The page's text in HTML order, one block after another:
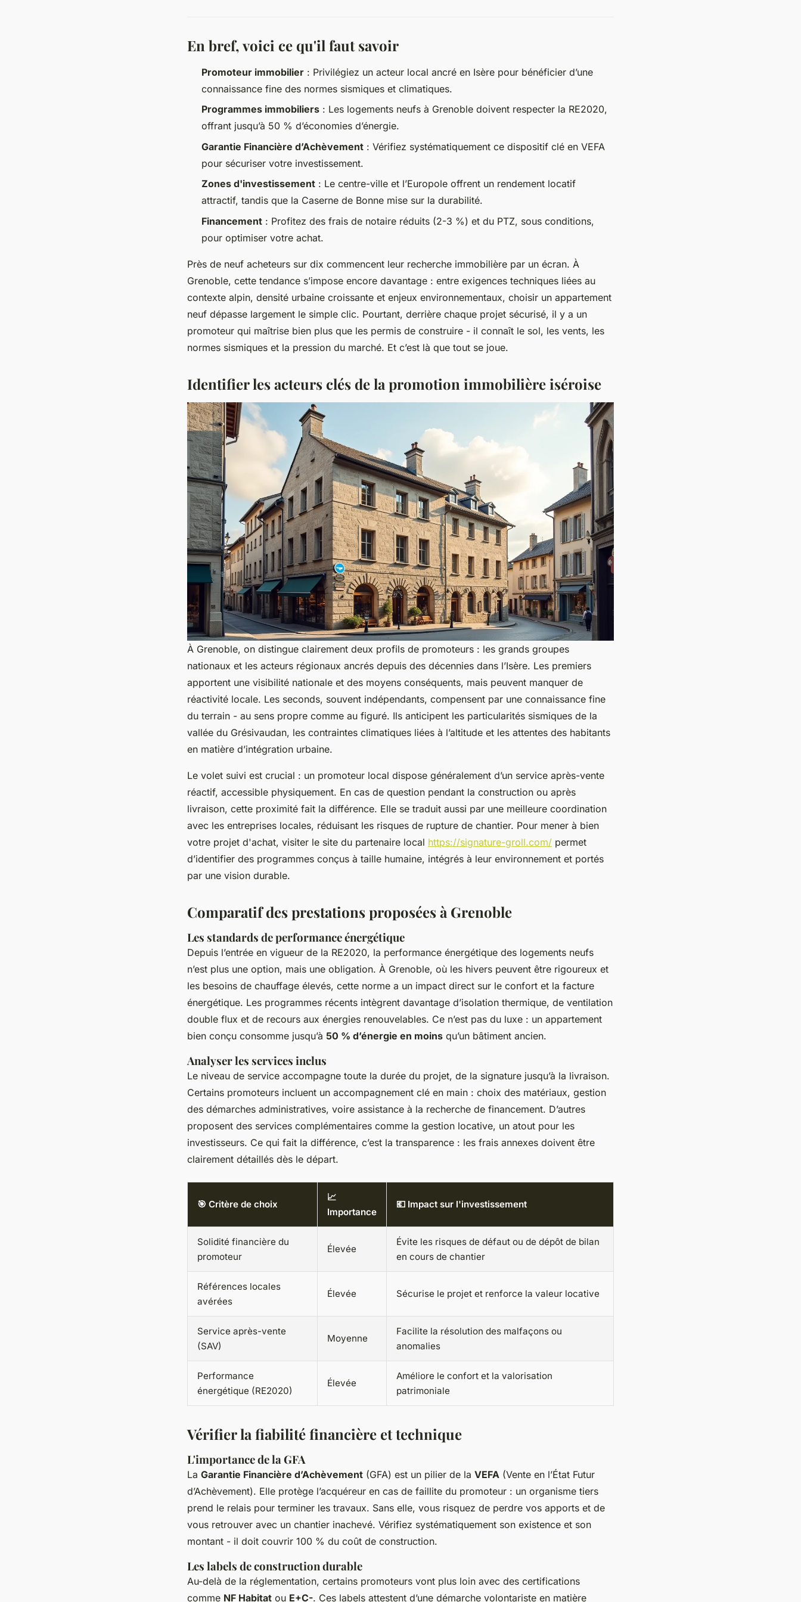
En bref, voici ce qu'il faut savoir
Promoteur immobilier : Privilégiez un acteur local ancré en Isère pour bénéficier d’une
connaissance fine des normes sismiques et climatiques.
Programmes immobiliers : Les logements neufs à Grenoble doivent respecter la RE2020,
offrant jusqu’à 50 % d’économies d’énergie.
Garantie Financière d’Achèvement : Vérifiez systématiquement ce dispositif clé en VEFA
pour sécuriser votre investissement.
Zones d'investissement : Le centre-ville et l’Europole offrent un rendement locatif
attractif, tandis que la Caserne de Bonne mise sur la durabilité.
Financement : Profitez des frais de notaire réduits (2-3 %) et du PTZ, sous conditions,
pour optimiser votre achat.
Près de neuf acheteurs sur dix commencent leur recherche immobilière par un écran. À
Grenoble, cette tendance s’impose encore davantage : entre exigences techniques liées au
contexte alpin, densité urbaine croissante et enjeux environnementaux, choisir un appartement
neuf dépasse largement le simple clic. Pourtant, derrière chaque projet sécurisé, il y a un
promoteur qui maîtrise bien plus que les permis de construire - il connaît le sol, les vents, les
normes sismiques et la pression du marché. Et c’est là que tout se joue.
Identifier les acteurs clés de la promotion immobilière iséroise
À Grenoble, on distingue clairement deux profils de promoteurs : les grands groupes
nationaux et les acteurs régionaux ancrés depuis des décennies dans l’Isère. Les premiers
apportent une visibilité nationale et des moyens conséquents, mais peuvent manquer de
réactivité locale. Les seconds, souvent indépendants, compensent par une connaissance fine
du terrain - au sens propre comme au figuré. Ils anticipent les particularités sismiques de la
vallée du Grésivaudan, les contraintes climatiques liées à l’altitude et les attentes des habitants
en matière d’intégration urbaine.
Le volet suivi est crucial : un promoteur local dispose généralement d’un service après-vente
réactif, accessible physiquement. En cas de question pendant la construction ou après
livraison, cette proximité fait la différence. Elle se traduit aussi par une meilleure coordination
avec les entreprises locales, réduisant les risques de rupture de chantier. Pour mener à bien
votre projet d'achat, visiter le site du partenaire local https://signature-groll.com/ permet
d’identifier des programmes conçus à taille humaine, intégrés à leur environnement et portés
par une vision durable.
Comparatif des prestations proposées à Grenoble
Les standards de performance énergétique
Depuis l’entrée en vigueur de la RE2020, la performance énergétique des logements neufs
n’est plus une option, mais une obligation. À Grenoble, où les hivers peuvent être rigoureux et
les besoins de chauffage élevés, cette norme a un impact direct sur le confort et la facture
énergétique. Les programmes récents intègrent davantage d’isolation thermique, de ventilation
double flux et de recours aux énergies renouvelables. Ce n’est pas du luxe : un appartement
bien conçu consomme jusqu’à 50 % d’énergie en moins qu’un bâtiment ancien.
Analyser les services inclus
Le niveau de service accompagne toute la durée du projet, de la signature jusqu’à la livraison.
Certains promoteurs incluent un accompagnement clé en main : choix des matériaux, gestion
des démarches administratives, voire assistance à la recherche de financement. D’autres
proposent des services complémentaires comme la gestion locative, un atout pour les
investisseurs. Ce qui fait la différence, c’est la transparence : les frais annexes doivent être
clairement détaillés dès le départ.
🎯 Critère de choix
📈
Importance
💶 Impact sur l'investissement
Solidité financière du
promoteur
Élevée
Évite les risques de défaut ou de dépôt de bilan
en cours de chantier
Références locales
avérées
Élevée Sécurise le projet et renforce la valeur locative
Service après-vente
(SAV)
Moyenne
Facilite la résolution des malfaçons ou
anomalies
Performance
énergétique (RE2020)
Élevée
Améliore le confort et la valorisation
patrimoniale
Vérifier la fiabilité financière et technique
L'importance de la GFA
La Garantie Financière d’Achèvement (GFA) est un pilier de la VEFA (Vente en l’État Futur
d’Achèvement). Elle protège l’acquéreur en cas de faillite du promoteur : un organisme tiers
prend le relais pour terminer les travaux. Sans elle, vous risquez de perdre vos apports et de
vous retrouver avec un chantier inachevé. Vérifiez systématiquement son existence et son
montant - il doit couvrir 100 % du coût de construction.
Les labels de construction durable
Au-delà de la réglementation, certains promoteurs vont plus loin avec des certifications
comme NF Habitat ou E+C-. Ces labels attestent d’une démarche volontariste en matière